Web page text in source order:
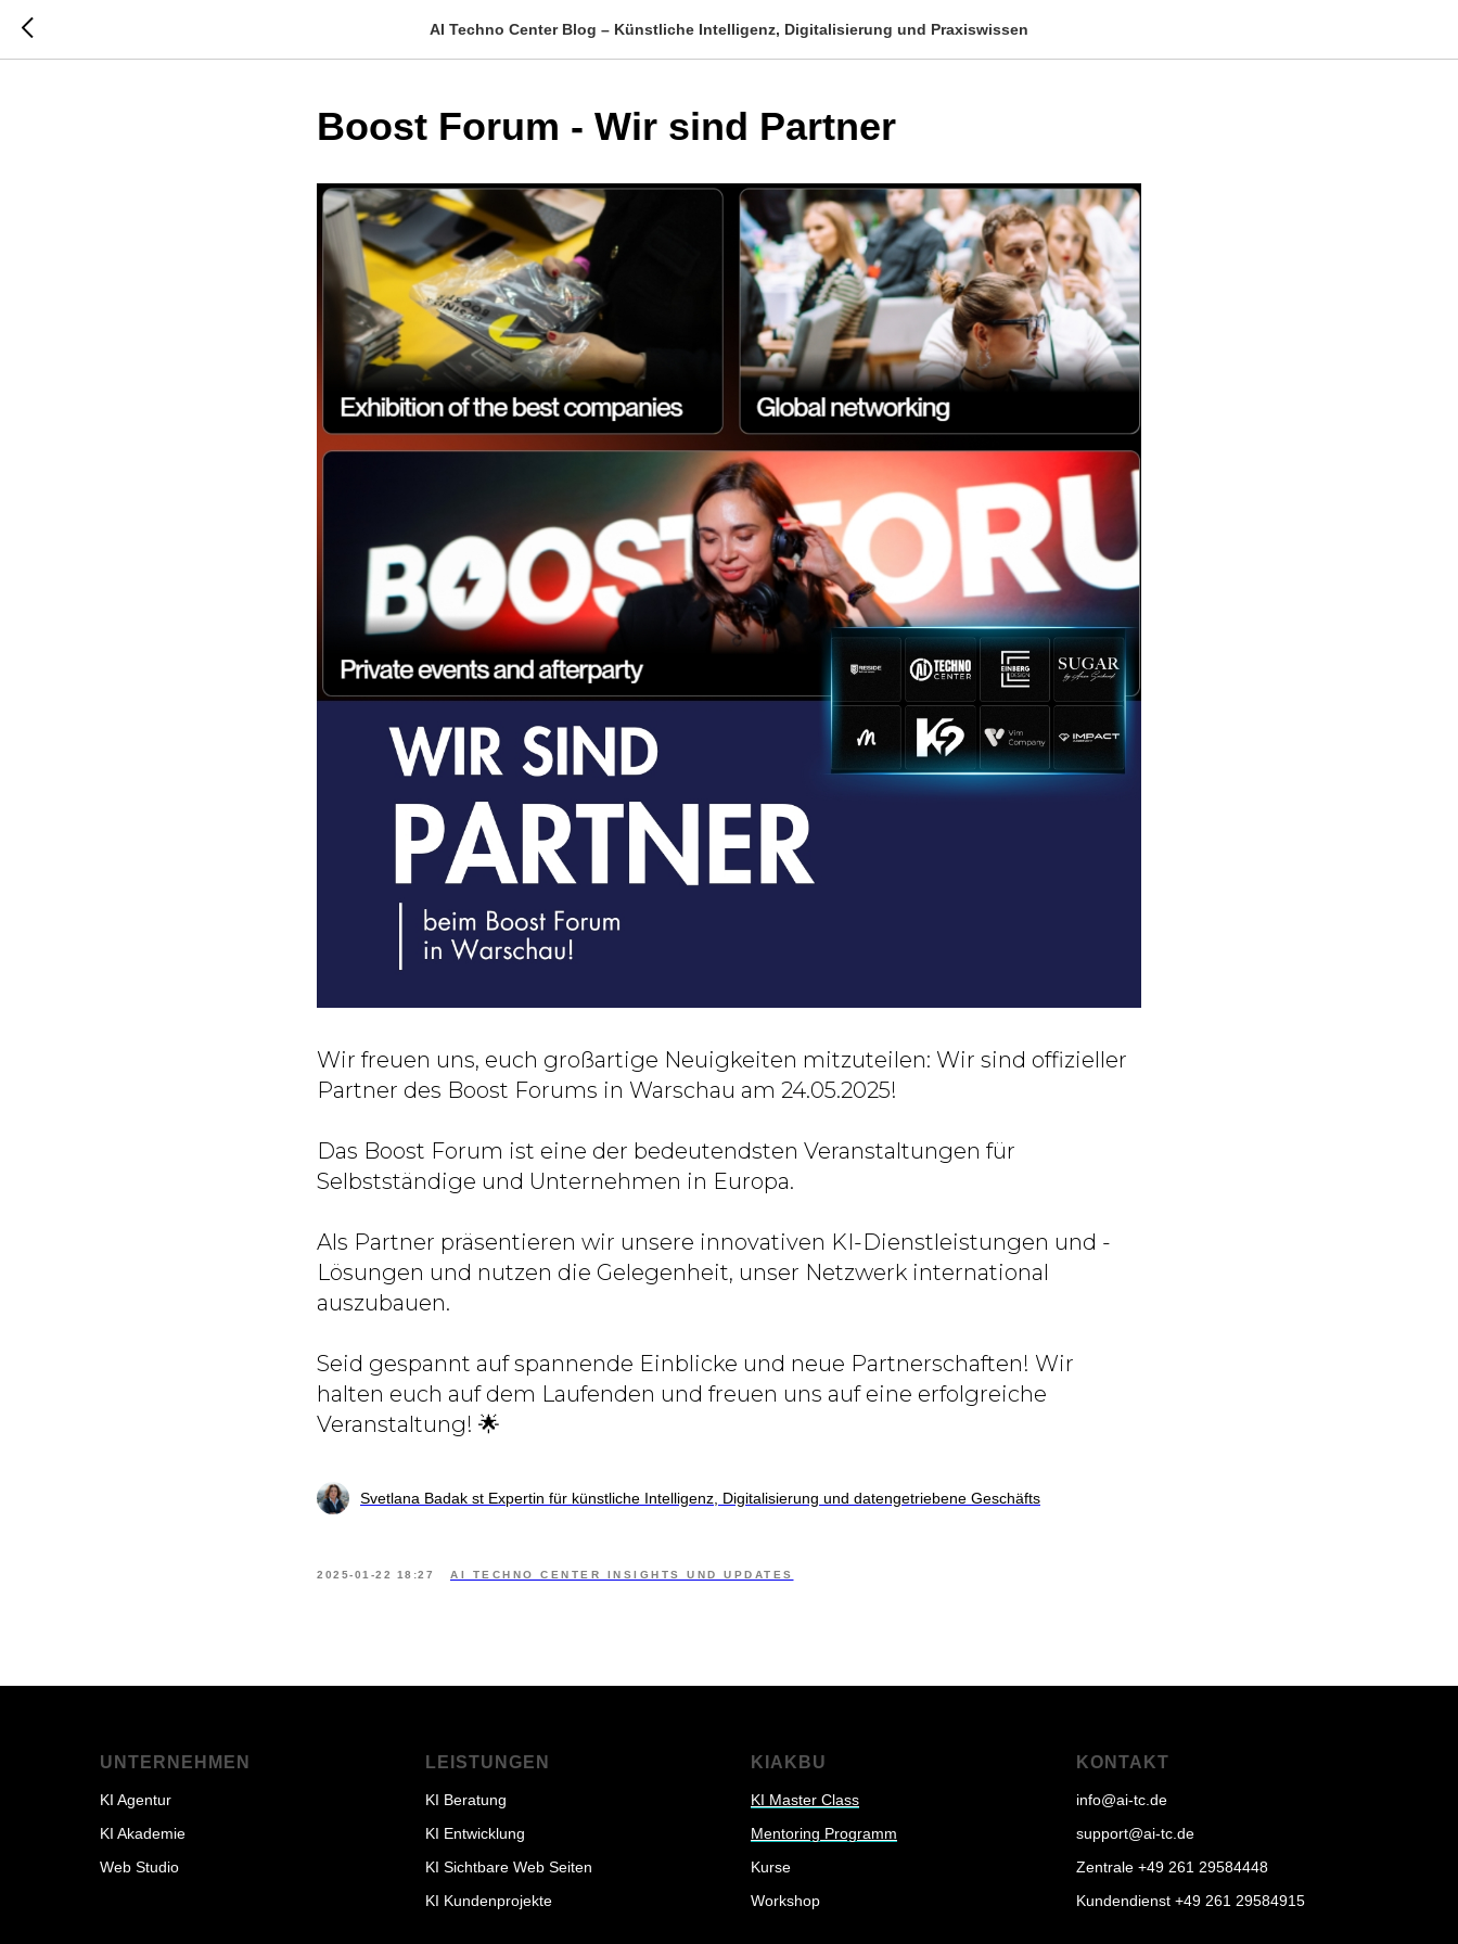
AI Techno Center Blog – Künstliche Intelligenz, Digitalisierung und Praxiswissen
Boost Forum - Wir sind Partner
Wir freuen uns, euch großartige Neuigkeiten mitzuteilen: Wir sind offizieller
Partner des Boost Forums in Warschau am 24.05.2025!
Das Boost Forum ist eine der bedeutendsten Veranstaltungen für
Selbstständige und Unternehmen in Europa.
Als Partner präsentieren wir unsere innovativen KI-Dienstleistungen und -
Lösungen und nutzen die Gelegenheit, unser Netzwerk international
auszubauen.
Seid gespannt auf spannende Einblicke und neue Partnerschaften! Wir
halten euch auf dem Laufenden und freuen uns auf eine erfolgreiche
Veranstaltung! 🌟
Svetlana Badak st Expertin für künstliche Intelligenz, Digitalisierung und datengetriebene Geschäfts
2025-01-22 18:27 AI TECHNO CENTER INSIGHTS UND UPDATES
UNTERNEHMEN
KI Agentur
KI Akademie
Web Studio
LEISTUNGEN
KI Beratung
KI Entwicklung
KI Sichtbare Web Seiten
KI Kundenprojekte
KIAKBU
KI Master Class
Mentoring Programm
Kurse
Workshop
KONTAKT
info@ai-tc.de
support@ai-tc.de
Zentrale +49 261 29584448
Kundendienst +49 261 29584915